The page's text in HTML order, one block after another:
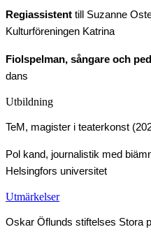
Regiassistent till Suzanne
Kulturföreningen Katrina
Fiolspelman, sångare och
dans
Utbildning
TeM, magister i teaterkonst
Pol kand, journalistik med
Helsingfors universitet
Utmärkelser
Oskar Öflunds stiftelses Stora